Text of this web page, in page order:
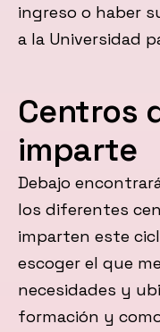
ingreso o haber
a la Universidad
Centros
imparte
Debajo
los diferentes
imparten este
escoger el que
necesidades y
formación y